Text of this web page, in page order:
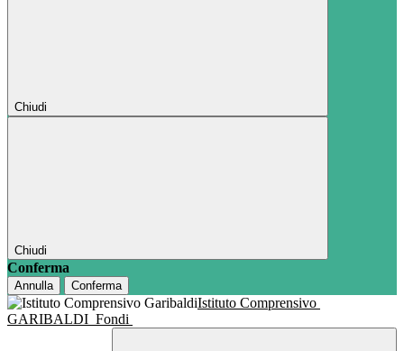
Chiudi
Chiudi
Conferma
Annulla Conferma
Istituto Comprensivo
GARIBALDI Fondi